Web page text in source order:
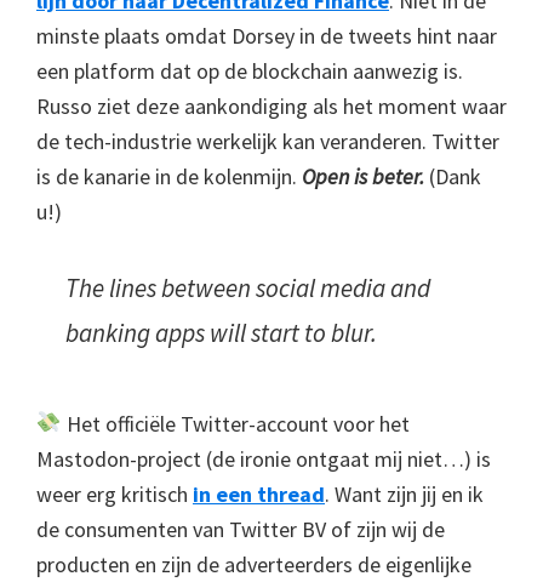
minste plaats omdat Dorsey in de tweets hint naar
een platform dat op de blockchain aanwezig is.
Russo ziet deze aankondiging als het moment waar
de tech-industrie werkelijk kan veranderen. Twitter
is de kanarie in de kolenmijn. Open is beter. (Dank
u!)
The lines between social media and
banking apps will start to blur.
Het officiële Twitter-account voor het
Mastodon-project (de ironie ontgaat mij niet…) is
weer erg kritisch in een thread. Want zijn jij en ik
de consumenten van Twitter BV of zijn wij de
producten en zijn de adverteerders de eigenlijke